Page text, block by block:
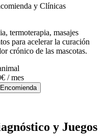
y Clínicas
termoterapia, masajes
para acelerar la curación
crónico de las mascotas.
/ mes
y Juegos